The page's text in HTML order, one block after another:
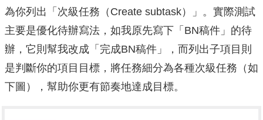
為你列出「次級任務（Create subtask）」。實際測試
主要是優化待辦寫法，如我原先寫下「BN稿件」的待
辦，它則幫我改成「完成BN稿件」，而列出子項目則
是判斷你的項目目標，將任務細分為各種次級任務（如
下圖），幫助你更有節奏地達成目標。